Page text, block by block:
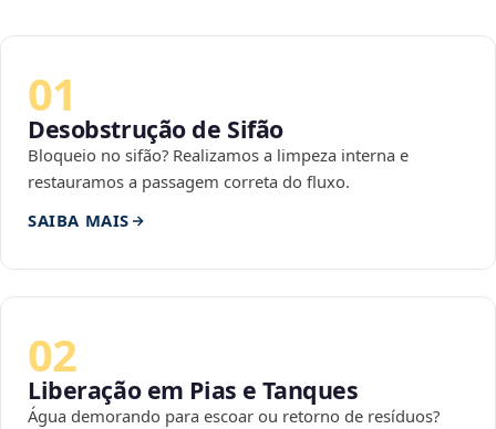
01
Desobstrução de Sifão
Bloqueio no sifão? Realizamos a limpeza interna e
restauramos a passagem correta do fluxo.
SAIBA MAIS
02
Liberação em Pias e Tanques
Água demorando para escoar ou retorno de resíduos?